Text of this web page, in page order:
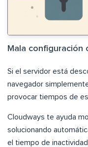
Mala
Si el servidor está
navegador
provocar tiempos de
Cloudways te ayuda
solucionando
el tiempo de